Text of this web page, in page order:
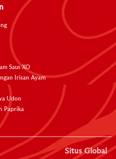
Saus XO
Irisan Ayam
Udon
Paprika
Situs Global